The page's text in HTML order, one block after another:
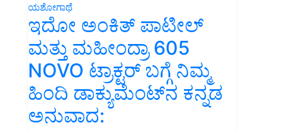
ಯಶೋಗಾಥೆ
ಇದೋ ಅಂಕಿತ್ ಪಾಟೀಲ್
ಮತ್ತು ಮಹೀಂದ್ರಾ 605
NOVO ಟ್ರಾಕ್ಟರ್ ಬಗ್ಗೆ ನಿಮ್ಮ
ಹಿಂದಿ ಡಾಕ್ಯುಮೆಂಟ್‌ನ ಕನ್ನಡ
ಅನುವಾದ: